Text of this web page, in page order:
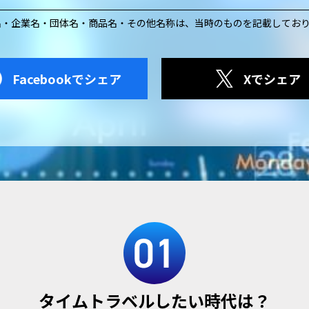
企業名・団体名・商品名・その他名称は、 当時のものを記載してお
Facebookでシェア Xでシェア
タイムトラベルしたい時代は？